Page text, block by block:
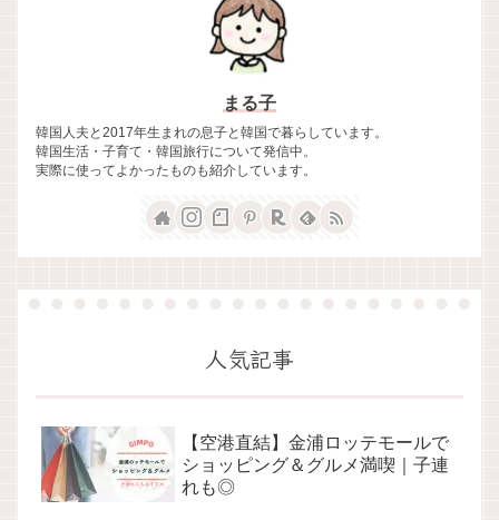
まる子
韓国人夫と2017年生まれの息子と韓国で暮らしています。
韓国生活・子育て・韓国旅行について発信中。
実際に使ってよかったものも紹介しています。
人気記事
【空港直結】金浦ロッテモールで
ショッピング＆グルメ満喫｜子連
れも◎